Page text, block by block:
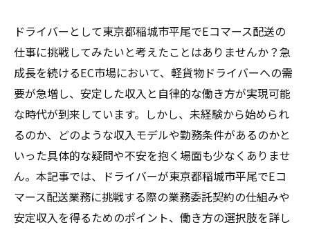
ドライバーとして東京都稲城市平尾でEコマース配送の
仕事に挑戦してみたいと考えたことはありませんか？急
成長を続けるEC市場において、軽貨物ドライバーへの需
要が急増し、安定した収入と自律的な働き方が実現可能
な時代が到来しています。しかし、未経験から始められ
るのか、どのような収入モデルや勤務条件があるのかと
いった具体的な疑問や不安を抱く場面も少なくありませ
ん。本記事では、ドライバーが東京都稲城市平尾でEコ
マース配送業務に挑戦する際の業務委託契約の仕組みや
安定収入を得るためのポイント、働き方の選択肢を詳し